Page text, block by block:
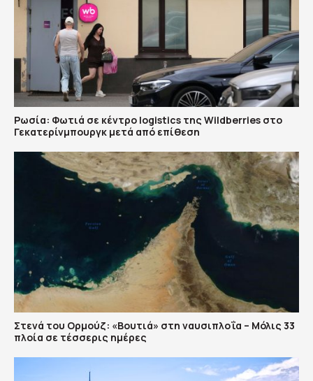
Ρωσία: Φωτιά σε κέντρο logistics της Wildberries στο
Γεκατερίνμπουργκ μετά από επίθεση
Στενά του Ορμούζ: «Βουτιά» στη ναυσιπλοΐα – Μόλις 33
πλοία σε τέσσερις ημέρες